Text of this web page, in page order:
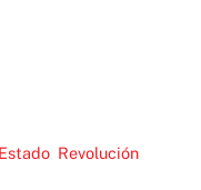
Estado Revolución